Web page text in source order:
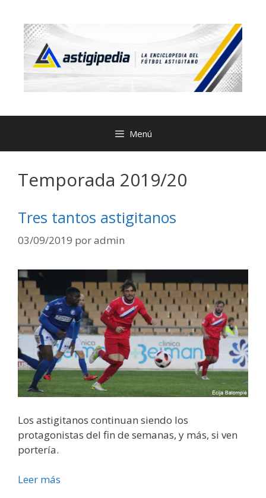
Menú
Temporada 2019/20
Tres tantos astigitanos
03/09/2019 poradmin
Los astigitanos continuan siendo los
protagonistas del fin de semanas, y más, si ven
portería.
Leer más